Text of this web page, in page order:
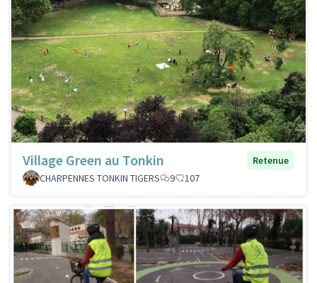
Village Green au Tonkin
Retenue
CHARPENNES TONKIN TIGERS
9 107